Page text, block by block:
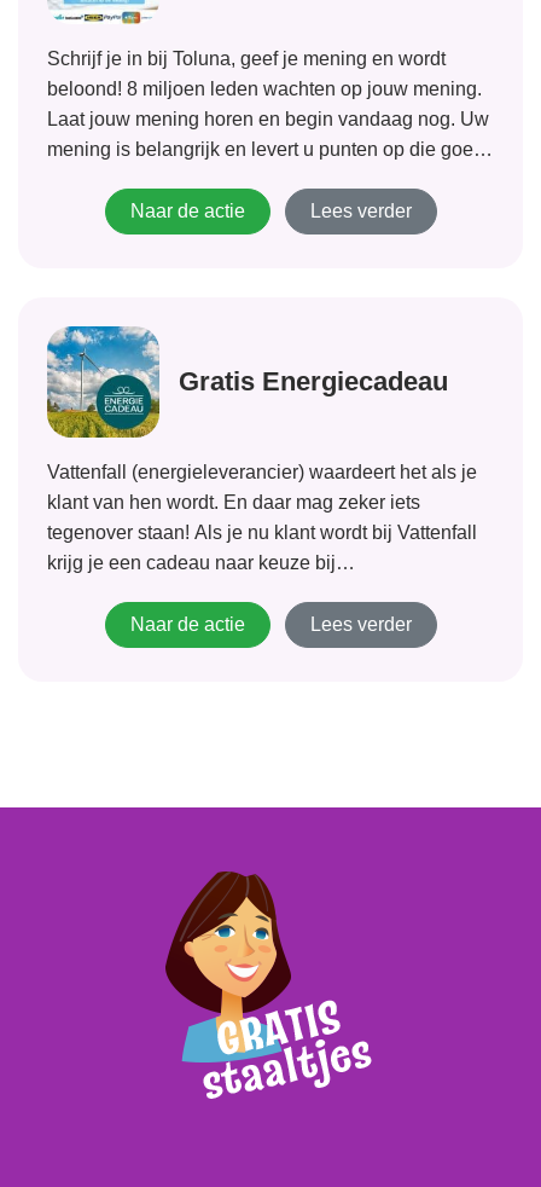
Schrijf je in bij Toluna, geef je mening en wordt
beloond! 8 miljoen leden wachten op jouw mening.
Laat jouw mening horen en begin vandaag nog. Uw
mening is belangrijk en levert u punten op die goed
Naar de actie
Lees verder
Gratis Energiecadeau
Vattenfall (energieleverancier) waardeert het als je
klant van hen wordt. En daar mag zeker iets
tegenover staan! Als je nu klant wordt bij Vattenfall
krijg je een cadeau naar keuze bij
voor energie en binnen 4 weken nadat...
Naar de actie Lees verder